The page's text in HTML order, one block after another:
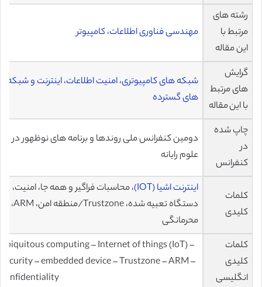
رشته های
مرتبط با
این مقاله
مهندسی فناوری اطلاعات،کامپیوتر
گرایش
های مرتبط
با این مقاله
شبکه های کامپیوتری،امنیت اطلاعات،اینترنت و شبکه
های گسترده
چاپ شده
در
کنفرانس
دومین کنفرانس ملی روندها و برنامه های نوظهور در
علوم رایانه
کلمات
کلیدی
اینترنت اشیا (IOT)
، محاسبات فراگیر و همه جا، امنیت،
دستگاه تعبیه شده، Trustzone/منطقه امن، ARM،
محرمانگی
کلمات
کلیدی
انگلیسی
ubiquitous computing – Internet of things (IoT) –
security – embedded device – Trustzone – ARM –
confidentiality